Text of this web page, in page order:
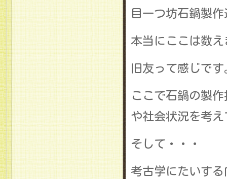
目一つ坊石鍋製
本当にここは数
旧友って感じです
ここで石鍋の製
や社会状況を考
そして・・・
考古学にたいす